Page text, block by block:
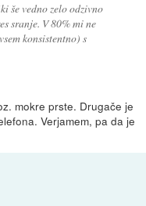
še vedno zelo odzivno
sranje. V 80% mi ne
konsistentno) s
mokre prste. Drugače je
Verjamem, pa da je